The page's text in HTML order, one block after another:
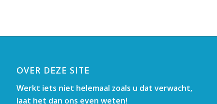
OVER DEZE SITE
Werkt iets niet helemaal zoals u dat verwacht,
laat het dan ons even weten!